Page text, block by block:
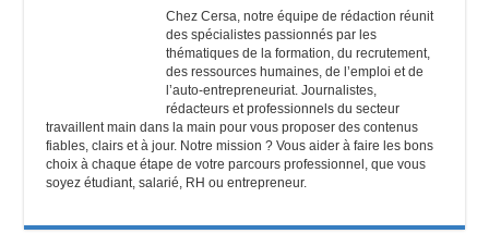
Chez Cersa, notre équipe de rédaction réunit
des spécialistes passionnés par les
thématiques de la formation, du recrutement,
des ressources humaines, de l’emploi et de
l’auto-entrepreneuriat. Journalistes,
rédacteurs et professionnels du secteur
travaillent main dans la main pour vous proposer des contenus
fiables, clairs et à jour. Notre mission ? Vous aider à faire les bons
choix à chaque étape de votre parcours professionnel, que vous
soyez étudiant, salarié, RH ou entrepreneur.